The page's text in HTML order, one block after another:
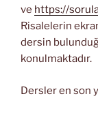
ve https://
Risalelerin
dersin
konulmaktadır.
Dersler en son